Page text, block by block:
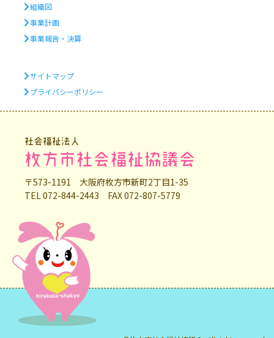
組織図
事業計画
事業報告・決算
サイトマップ
プライバシーポリシー
社会福祉法人
枚方市社会福祉協議会
〒573-1191 大阪府枚方市新町2丁目1-35
TEL 072-844-2443 FAX 072-807-5779